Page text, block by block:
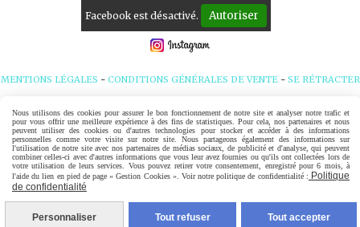
Facebook est désactivé. Autoriser
MENTIONS LÉGALES CONDITIONS GÉNÉRALES DE VENTE SE RÉTRACTER
CRÉER UN SITE INTERNET
Nous utilisons des cookies pour assurer le bon fonctionnement de notre site et analyser notre trafic et
pour vous offrir une meilleure expérience à des fins de statistiques. Pour cela, nos partenaires et nous
peuvent utiliser des cookies ou d'autres technologies pour stocker et accéder à des informations
personnelles comme votre visite sur notre site. Nous partageons également des informations sur
l'utilisation de notre site avec nos partenaires de médias sociaux, de publicité et d'analyse, qui peuvent
combiner celles-ci avec d'autres informations que vous leur avez fournies ou qu'ils ont collectées lors de
votre utilisation de leurs services. Vous pouvez retirer votre consentement, enregistré pour 6 mois, à
l'aide du lien en pied de page « Gestion Cookies ». Voir notre politique de confidentialité : Politique
de confidentialité
Personnaliser Tout refuser Tout accepter